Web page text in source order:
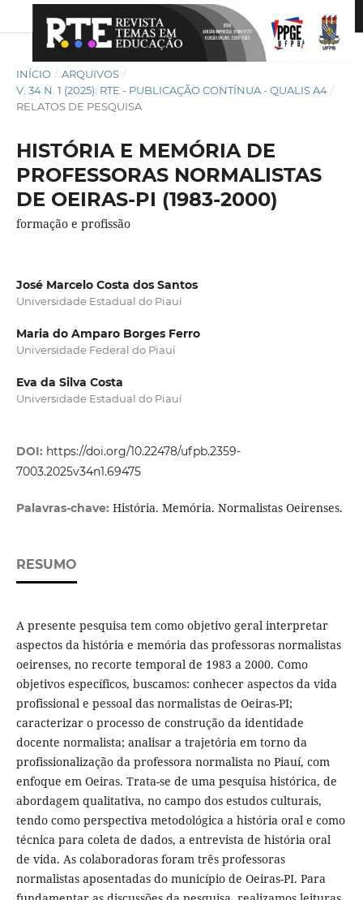
INÍCIO / ARQUIVOS /
V. 34 N. 1 (2025): RTE - PUBLICAÇÃO CONTÍNUA - QUALIS A4 /
RELATOS DE PESQUISA
HISTÓRIA E MEMÓRIA DE
PROFESSORAS NORMALISTAS
DE OEIRAS-PI (1983-2000)
formação e profissão
José Marcelo Costa dos Santos
Universidade Estadual do Piauí
Maria do Amparo Borges Ferro
Universidade Federal do Piauí
Eva da Silva Costa
Universidade Estadual do Piauí
DOI: https://doi.org/10.22478/ufpb.2359-
7003.2025v34n1.69475
Palavras-chave: História. Memória. Normalistas Oeirenses.
RESUMO
A presente pesquisa tem como objetivo geral interpretar
aspectos da história e memória das professoras normalistas
oeirenses, no recorte temporal de 1983 a 2000. Como
objetivos específicos, buscamos: conhecer aspectos da vida
profissional e pessoal das normalistas de Oeiras-PI;
caracterizar o processo de construção da identidade
docente normalista; analisar a trajetória em torno da
profissionalização da professora normalista no Piauí, com
enfoque em Oeiras. Trata-se de uma pesquisa histórica, de
abordagem qualitativa, no campo dos estudos culturais,
tendo como perspectiva metodológica a história oral e como
técnica para coleta de dados, a entrevista de história oral
de vida. As colaboradoras foram três professoras
normalistas aposentadas do município de Oeiras-PI. Para